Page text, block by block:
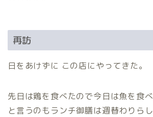
再訪
日をあけずに この店にやってきた。
先日は鶏を食べたので今日は魚を食べ
と言うのもランチ御膳は週替わりら